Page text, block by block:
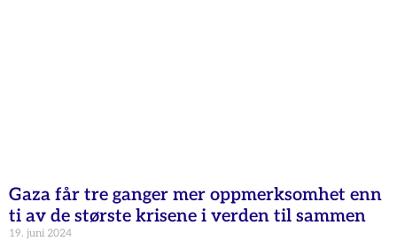
Gaza får tre ganger mer oppmerksomhet enn
ti av de største krisene i verden til sammen
19. juni 2024